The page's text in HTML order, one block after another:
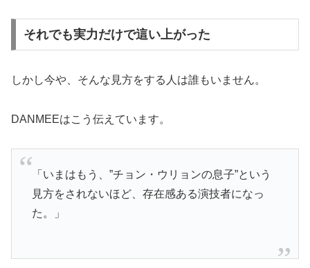
それでも実力だけで這い上がった
しかし今や、そんな見方をする人は誰もいません。
DANMEEはこう伝えています。
「いまはもう、”チョン・ウリョンの息子”という
見方をされないほど、存在感ある演技者になっ
た。」